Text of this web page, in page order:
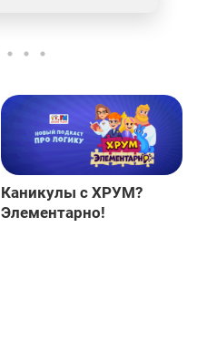
Каникулы с ХРУМ?
Элементарно!